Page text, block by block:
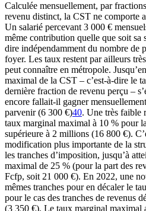
Calculée mensuellement, par
revenu distinct, la CST ne comporte
Un salarié percevant 3 000 €
même contribution quelle que soit sa
dire indépendamment du nombre de
foyer. Les taux restent par ailleurs
peut connaître en métropole.
maximal de la CST – c’est-à-dire le
dernière fraction de revenu perçu –
encore fallait-il gagner
parvenir (6 300 €)40. Une très faible
taux marginal maximal à 10 % pour
supérieure à 2 millions (16 800 €).
modification plus importante de la
les tranches d’imposition, jusqu’à
maximal de 25 % (pour la part des
Fcfp, soit 21 000 €). En 2022, une
mêmes tranches pour en décaler le
pour le cas des tranches de revenus
(3 350 €). Le taux marginal maximal